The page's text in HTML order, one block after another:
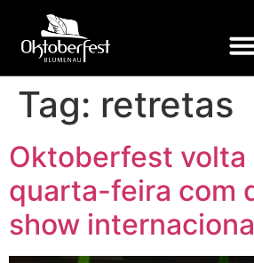
Tag: retretas
Oktoberfest volta
quarta-feira com
show